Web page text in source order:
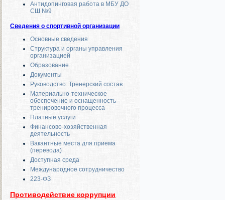
Антидопинговая работа в МБУ ДО
СШ №9
Сведения о спортивной организации
Основные сведения
Структура и органы управления
организацией
Образование
Документы
Руководство. Тренерский состав
Материально-техническое
обеспечение и оснащенность
тренировочного процесса
Платные услуги
Финансово-хозяйственная
деятельность
Вакантные места для приема
(перевода)
Доступная среда
Международное сотрудничество
223-ФЗ
Противодействие коррупции